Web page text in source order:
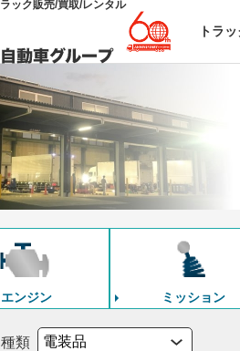
ック販売/買取/レンタル
トラ
エンジン ミッション
類